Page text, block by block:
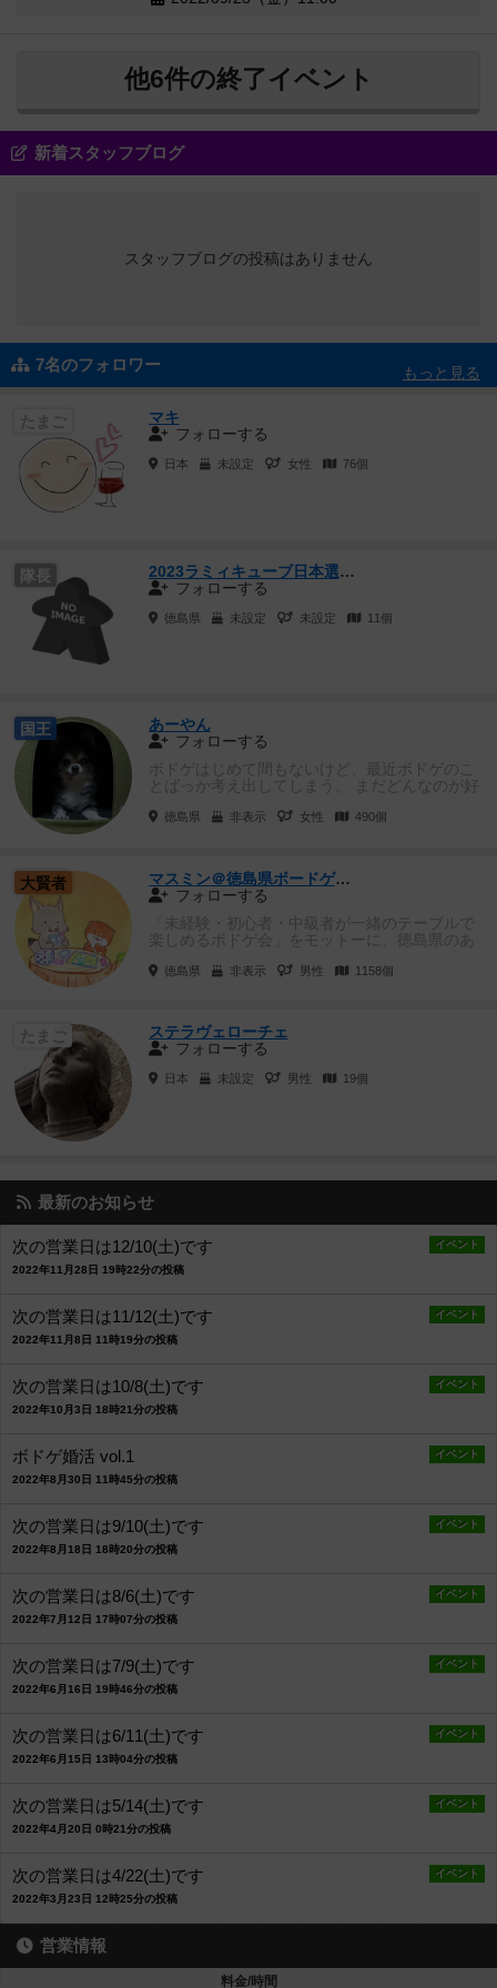
他6件の終了イベント
新着スタッフブログ
スタッフブログの投稿はありません
7名のフォロワー もっと見る
マキ
フォローする
日本 未設定 女性 76個
隊長
2023ラミィキューブ日本選手権予選会 in 徳島
フォローする
徳島県 未設定 未設定 11個
国王
あーやん
フォローする
ボドゲはじめて間もないけど、最近ボドゲのこ
とばっか考え出してしまう。 まだどんなのが好
徳島県 非表示 女性 490個
大賢者
マスミン＠徳島県ボードゲーム会 "こよ～て"
フォローする
「未経験・初心者・中級者が一緒のテーブルで
楽しめるボドゲ会」をモットーに、徳島県のあ
徳島県 非表示 男性 1158個
たまご
ステラヴェローチェ
フォローする
日本 未設定 男性 19個
最新のお知らせ
イベント
次の営業日は12/10(土)です
2022年11月28日 19時22分の投稿
イベント
次の営業日は11/12(土)です
2022年11月8日 11時19分の投稿
イベント
次の営業日は10/8(土)です
2022年10月3日 18時21分の投稿
イベント
ボドゲ婚活 vol.1
2022年8月30日 11時45分の投稿
イベント
次の営業日は9/10(土)です
2022年8月18日 18時20分の投稿
イベント
次の営業日は8/6(土)です
2022年7月12日 17時07分の投稿
イベント
次の営業日は7/9(土)です
2022年6月16日 19時46分の投稿
イベント
次の営業日は6/11(土)です
2022年6月15日 13時04分の投稿
イベント
次の営業日は5/14(土)です
2022年4月20日 0時21分の投稿
イベント
次の営業日は4/22(土)です
2022年3月23日 12時25分の投稿
営業情報
料金/時間